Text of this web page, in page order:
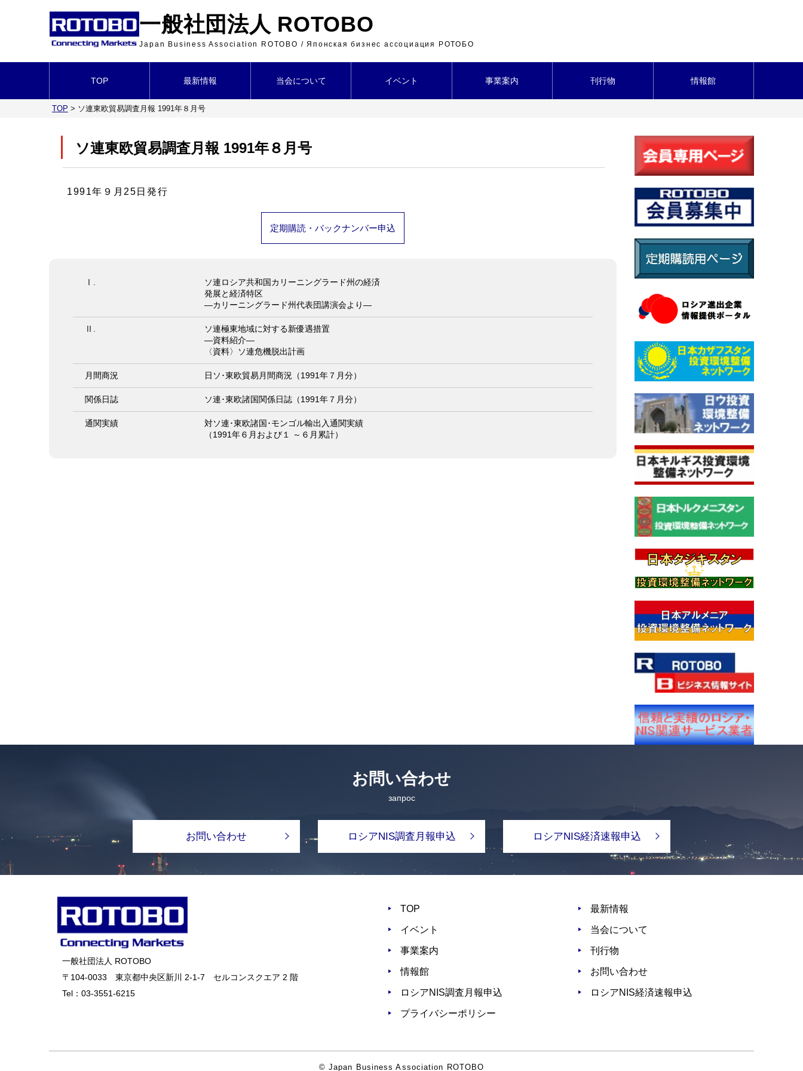
一般社団法人 ROTOBO
Japan Business Association ROTOBO / Японская бизнес ассоциация РОТОБО
TOP 最新情報 当会について イベント 事業案内 刊行物 情報館
TOP > ソ連東欧貿易調査月報 1991年８月号
ソ連東欧貿易調査月報 1991年８月号
1991年９月25日発行
定期購読・バックナンバー申込
Ⅰ.
ソ連ロシア共和国カリーニングラード州の経済
発展と経済特区
―カリーニングラード州代表団講演会より―
Ⅱ.
ソ連極東地域に対する新優遇措置
―資料紹介―
〈資料〉ソ連危機脱出計画
月間商況 日ソ･東欧貿易月間商況（1991年７月分）
関係日誌 ソ連･東欧諸国関係日誌（1991年７月分）
通関実績
対ソ連･東欧諸国･モンゴル輸出入通関実績
（1991年６月および１ ～６月累計）
お問い合わせ
запрос
お問い合わせ ロシアNIS調査月報申込 ロシアNIS経済速報申込
一般社団法人 ROTOBO
〒104-0033 東京都中央区新川 2-1-7 セルコンスクエア 2 階
Tel： 03-3551-6215
TOP 最新情報
イベント 当会について
事業案内 刊行物
情報館 お問い合わせ
ロシアNIS調査月報申込 ロシアNIS経済速報申込
プライバシーポリシー
© Japan Business Association ROTOBO